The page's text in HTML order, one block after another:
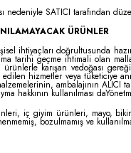
nedeniyle SATICI tarafından
ÜRÜNLER
ihtiyaçları doğrultusunda
tarihi geçme ihtimali olan
karışan vedoğası
hizmetler veya tüketiciye
ambalajının ALICI
hakkının kullanılması
iç giyim ürünleri, mayo,
bozulmamış ve